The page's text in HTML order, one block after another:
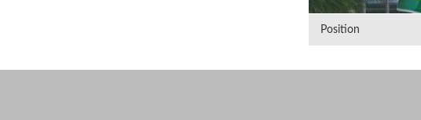
Position